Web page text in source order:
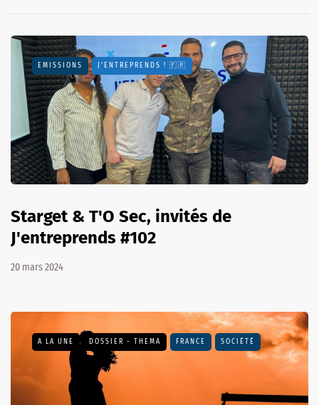
EMISSIONS J'ENTREPRENDS ! 🇫🇷
Starget & T'O Sec, invités de
J'entreprends #102
20 mars 2024
A LA UNE DOSSIER - THEMA FRANCE SOCIÉTÉ